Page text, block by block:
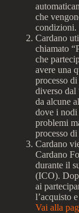
che
condizioni.
Cardano
chiamato
che
avere una
processo
diverso
da alcune
dove i nodi
problemi
processo di
Cardano
Cardano
durante il
(ICO).
ai
l’acquisto
Vai alla